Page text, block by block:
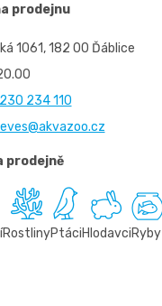
prodejnu
1061, 182 00 Ďáblice
234 110
prodejně
RostlinyPtáciHlodavciRyby